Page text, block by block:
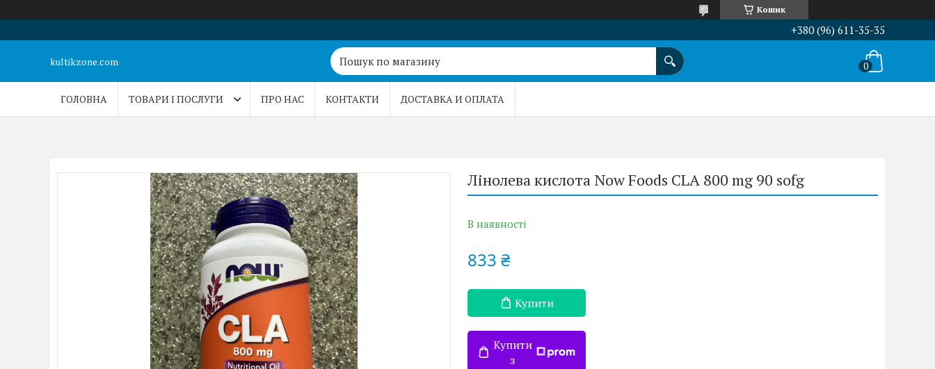
Кошик
+380 (96) 611-35-35
kultikzone.com
ГОЛОВНА ТОВАРИ І ПОСЛУГИ ПРО НАС КОНТАКТИ ДОСТАВКА И ОПЛАТА
Лінолева кислота Now Foods CLA 800 mg 90 sofg
В наявності
833 ₴
Купити
Купити
з